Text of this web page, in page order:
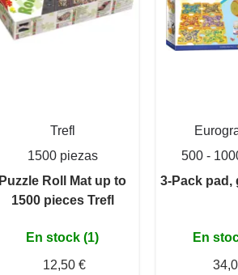
Trefl
1500 piezas
Puzzle Roll Mat up to
1500 pieces Trefl
En stock (1)
12,50 €
500 -
3-Pack pad,
En